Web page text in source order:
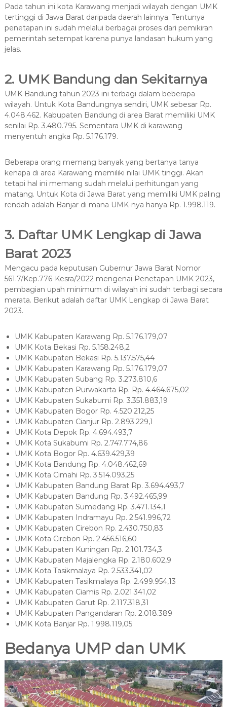
Pada tahun ini kota Karawang menjadi wilayah dengan UMK
tertinggi di Jawa Barat daripada daerah lainnya. Tentunya
penetapan ini sudah melalui berbagai proses dari pemikiran
pemerintah setempat karena punya landasan hukum yang
jelas.
2. UMK Bandung dan Sekitarnya
UMK Bandung tahun 2023 ini terbagi dalam beberapa
wilayah. Untuk Kota Bandungnya sendiri, UMK sebesar Rp.
4.048.462. Kabupaten Bandung di area Barat memiliki UMK
senilai Rp. 3.480.795. Sementara UMK di karawang
menyentuh angka Rp. 5.176.179.
Beberapa orang memang banyak yang bertanya tanya
kenapa di area Karawang memiliki nilai UMK tinggi. Akan
tetapi hal ini memang sudah melalui perhitungan yang
matang. Untuk Kota di Jawa Barat yang memiliki UMK paling
rendah adalah Banjar di mana UMK-nya hanya Rp. 1.998.119.
3. Daftar UMK Lengkap di Jawa
Barat 2023
Mengacu pada keputusan Gubernur Jawa Barat Nomor
561.7/Kep.776-Kesra/2022 mengenai Penetapan UMK 2023,
pembagian upah minimum di wilayah ini sudah terbagi secara
merata. Berikut adalah daftar UMK Lengkap di Jawa Barat
2023.
UMK Kabupaten Karawang Rp. 5.176.179,07
UMK Kota Bekasi Rp. 5.158.248,2
UMK Kabupaten Bekasi Rp. 5.137.575,44
UMK Kabupaten Karawang Rp. 5.176.179,07
UMK Kabupaten Subang Rp. 3.273.810,6
UMK Kabupaten Purwakarta Rp. Rp. 4.464.675,02
UMK Kabupaten Sukabumi Rp. 3.351.883,19
UMK Kabupaten Bogor Rp. 4.520.212,25
UMK Kabupaten Cianjur Rp. 2.893.229,1
UMK Kota Depok Rp. 4.694.493,7
UMK Kota Sukabumi Rp. 2.747.774,86
UMK Kota Bogor Rp. 4.639.429,39
UMK Kota Bandung Rp. 4.048.462,69
UMK Kota Cimahi Rp. 3.514.093,25
UMK Kabupaten Bandung Barat Rp. 3.694.493,7
UMK Kabupaten Bandung Rp. 3.492.465,99
UMK Kabupaten Sumedang Rp. 3.471.134,1
UMK Kabupaten Indramayu Rp. 2.541.996,72
UMK Kabupaten Cirebon Rp. 2.430.750,83
UMK Kota Cirebon Rp. 2.456.516,60
UMK Kabupaten Kuningan Rp. 2.101.734,3
UMK Kabupaten Majalengka Rp. 2.180.602,9
UMK Kota Tasikmalaya Rp. 2.533.341,02
UMK Kabupaten Tasikmalaya Rp. 2.499.954,13
UMK Kabupaten Ciamis Rp. 2.021.341,02
UMK Kabupaten Garut Rp. 2.117.318,31
UMK Kabupaten Pangandaran Rp. 2.018.389
UMK Kota Banjar Rp. 1.998.119,05
Bedanya UMP dan UMK